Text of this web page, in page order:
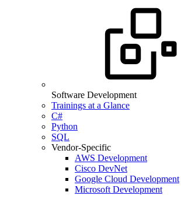
Software Development
Trainings at a Glance
C#
Python
SQL
Vendor-Specific
AWS Development
Cisco DevNet
Google Cloud Development
Microsoft Development